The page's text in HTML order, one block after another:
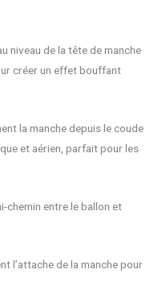
niveau de la tête de manche
créer un effet bouffant
la manche depuis le coude
et aérien, parfait pour les
chemin entre le ballon et
l’attache de la manche pour